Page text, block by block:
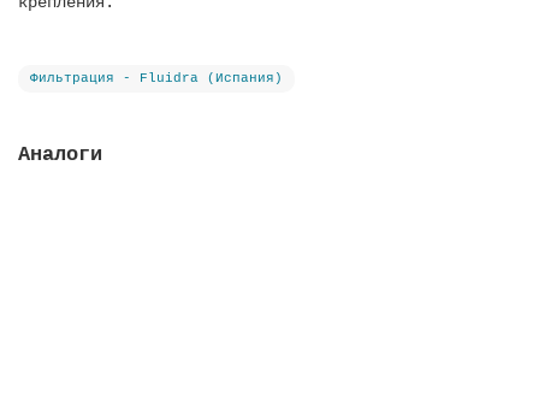
Фильтрация - Fluidra (Испания)
Аналоги